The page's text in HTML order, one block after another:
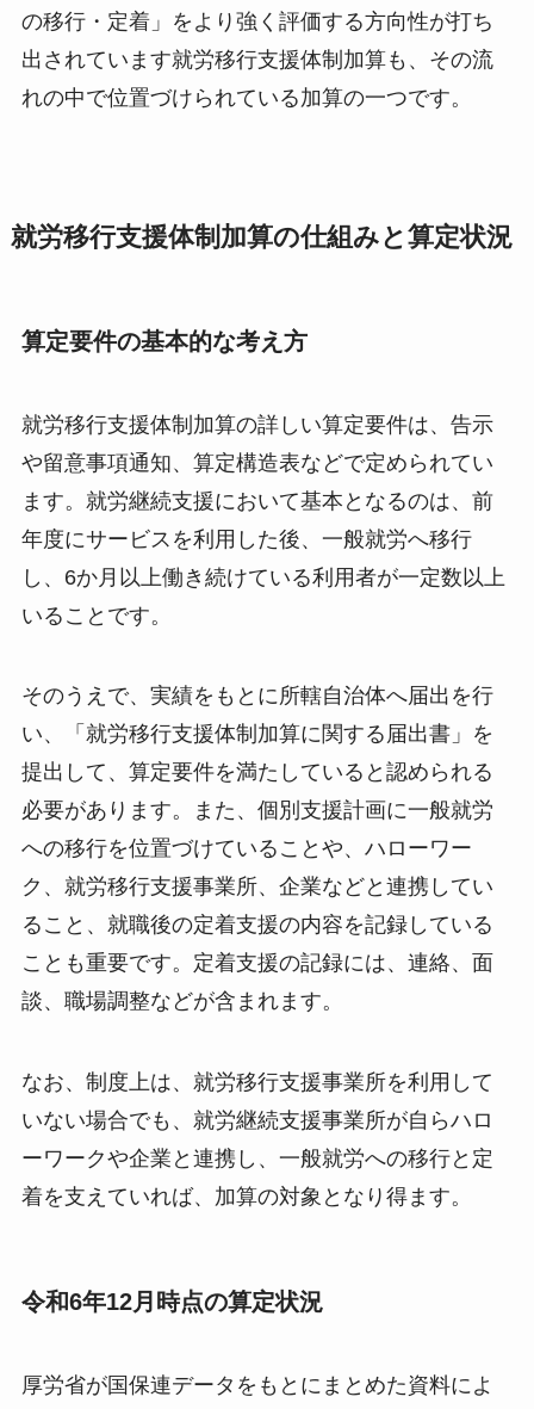
の移行・定着」をより強く評価する方向性が打ち
出されています就労移行支援体制加算も、その流
れの中で位置づけられている加算の一つです。
就労移行支援体制加算の仕組みと算定状況
算定要件の基本的な考え方
就労移行支援体制加算の詳しい算定要件は、告示
や留意事項通知、算定構造表などで定められてい
ます。就労継続支援において基本となるのは、前
年度にサービスを利用した後、一般就労へ移行
し、6か月以上働き続けている利用者が一定数以上
いることです。
そのうえで、実績をもとに所轄自治体へ届出を行
い、「就労移行支援体制加算に関する届出書」を
提出して、算定要件を満たしていると認められる
必要があります。また、個別支援計画に一般就労
への移行を位置づけていることや、ハローワー
ク、就労移行支援事業所、企業などと連携してい
ること、就職後の定着支援の内容を記録している
ことも重要です。定着支援の記録には、連絡、面
談、職場調整などが含まれます。
なお、制度上は、就労移行支援事業所を利用して
いない場合でも、就労継続支援事業所が自らハロ
ーワークや企業と連携し、一般就労への移行と定
着を支えていれば、加算の対象となり得ます。
令和6年12月時点の算定状況
厚労省が国保連データをもとにまとめた資料によ